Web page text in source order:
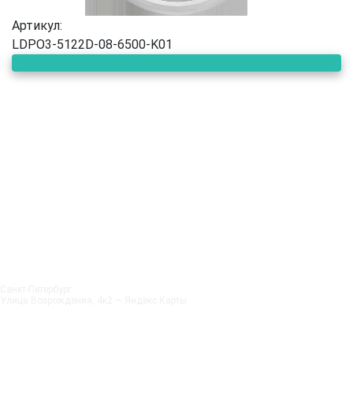
Артикул:
LDPO3-5122D-08-6500-K01